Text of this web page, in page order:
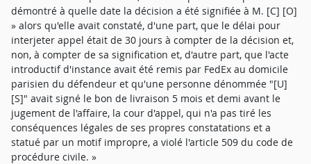
démontré à quelle date la décision a été signifiée à M. [C] [O]
» alors qu'elle avait constaté, d'une part, que le délai pour
interjeter appel était de 30 jours à compter de la décision et,
non, à compter de sa signification et, d'autre part, que l'acte
introductif d'instance avait été remis par FedEx au domicile
parisien du défendeur et qu'une personne dénommée "[U]
[S]" avait signé le bon de livraison 5 mois et demi avant le
jugement de l'affaire, la cour d'appel, qui n'a pas tiré les
conséquences légales de ses propres constatations et a
statué par un motif impropre, a violé l'article 509 du code de
procédure civile. »